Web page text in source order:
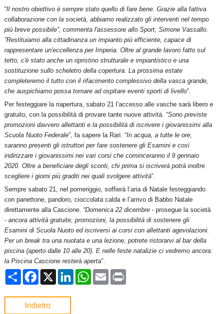
“Il nostro obiettivo è sempre stato quello di fare bene. Grazie alla fattiva
collaborazione con la società, abbiamo realizzato gli interventi nel tempo
più breve possibile”, commenta l'assessore allo Sport, Simone Vassallo.
“Restituiamo alla cittadinanza un impianto più efficiente, capace di
rappresentare un'eccellenza per Imperia. Oltre al grande lavoro fatto sul
tetto, c'è stato anche un ripristino strutturale e impiantistico e una
sostituzione sullo scheletro della copertura. La prossima estate
completeremo il tutto con il rifacimento complessivo della vasca grande,
che auspichiamo possa tornare ad ospitare eventi sporti di livello”.
Per festeggiare la riapertura, sabato 21 l’accesso alle vasche sarà libero e
gratuito, con la possibilità di provare tante nuove attività. “Sono previste
promozioni davvero allettanti e la possibilità di iscrivere i giovanissimi alla
Scuola Nuoto Federale”, fa sapere la Rari. “In acqua, a tutte le ore,
saranno presenti gli istruttori per fare sostenere gli Esamini e così
indirizzare i giovanissimi nei vari corsi che cominceranno il 9 gennaio
2020. Oltre a beneficiare degli sconti, chi prima si iscriverà potrà inoltre
scegliere i giorni più graditi nei quali svolgere attività”.
Sempre sabato 21, nel pomeriggio, soffierà l’aria di Natale festeggiando
con panettone, pandoro, cioccolata calda e l’arrivo di Babbo Natale
direttamente alla Cascione. “Domenica 22 dicembre- prosegue la società
- ancora attività gratuite, promozioni, la possibilità di sostenere gli
Esamini di Scuola Nuoto ed iscriversi ai corsi con allettanti agevolazioni.
Per un break tra una nuotata e una lezione, potrete ristorarvi al bar della
piscina (aperto dalle 10 alle 20). E nelle feste natalizie ci vedremo ancora:
la Piscina Cascione resterà aperta”.
CondividiFacebook
X LinkedInWhatsApp
EmailPrint
Indietro